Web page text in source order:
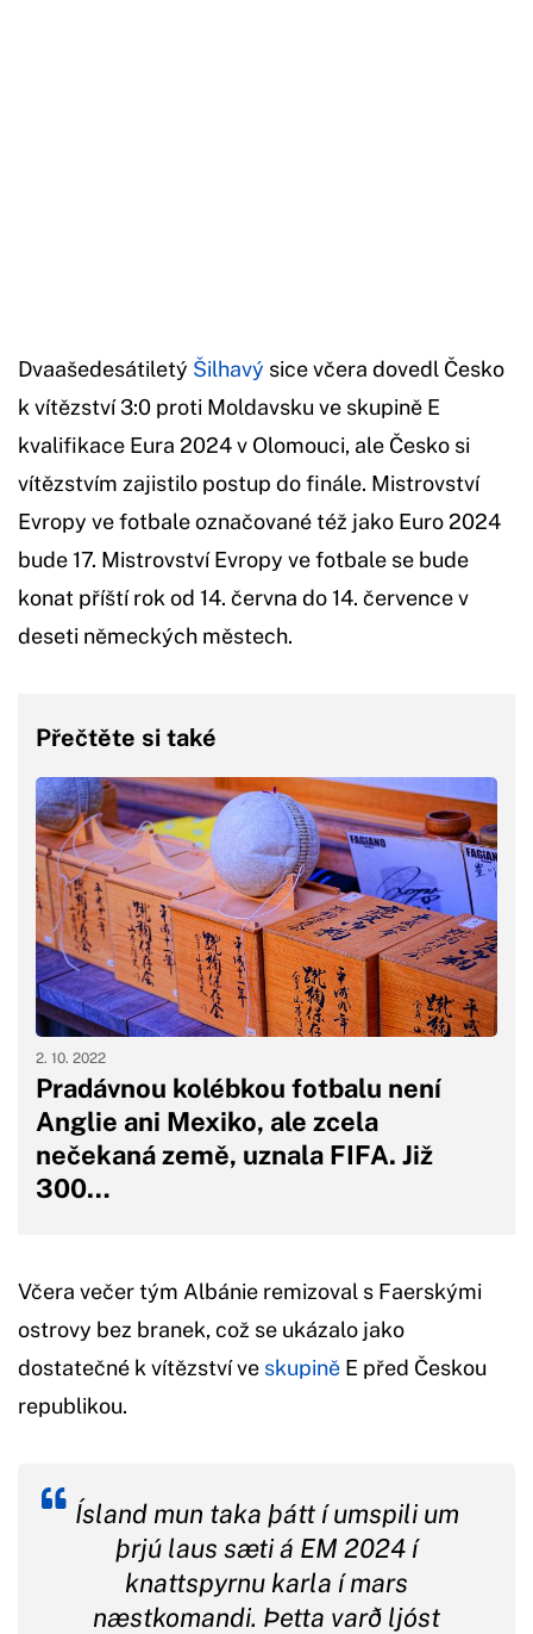
Dvaašedesátiletý Šilhavý sice včera dovedl Česko
k vítězství 3:0 proti Moldavsku ve skupině E
kvalifikace Eura 2024 v Olomouci, ale Česko si
vítězstvím zajistilo postup do finále. Mistrovství
Evropy ve fotbale označované též jako Euro 2024
bude 17. Mistrovství Evropy ve fotbale se bude
konat příští rok od 14. června do 14. července v
deseti německých městech.
Přečtěte si také
Pradávnou kolébkou fotbalu není
Anglie ani Mexiko, ale zcela
nečekaná země, uznala FIFA. Již
300…
2. 10. 2022
Včera večer tým Albánie remizoval s Faerskými
ostrovy bez branek, což se ukázalo jako
dostatečné k vítězství ve skupině E před Českou
republikou.
Ísland mun taka þátt í umspili um
þrjú laus sæti á EM 2024 í
knattspyrnu karla í mars
næstkomandi. Þetta varð ljóst